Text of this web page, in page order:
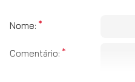
Nome:
Comentário: